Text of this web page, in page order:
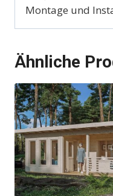
Montage und
Ähnliche